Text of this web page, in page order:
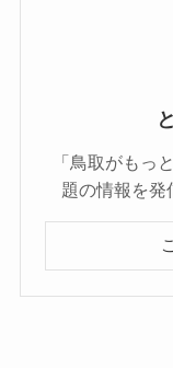
「鳥取がもっ
題の情報を発